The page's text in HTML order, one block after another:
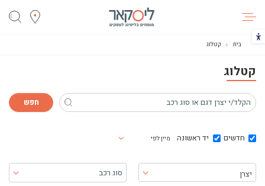
הכפתור משנה את צבעי הקונטרסט
בית קטלוג
קטלוג
חדשים יד ראשונה מיין לפי
בחר יצרן
יצרן סוג רכב